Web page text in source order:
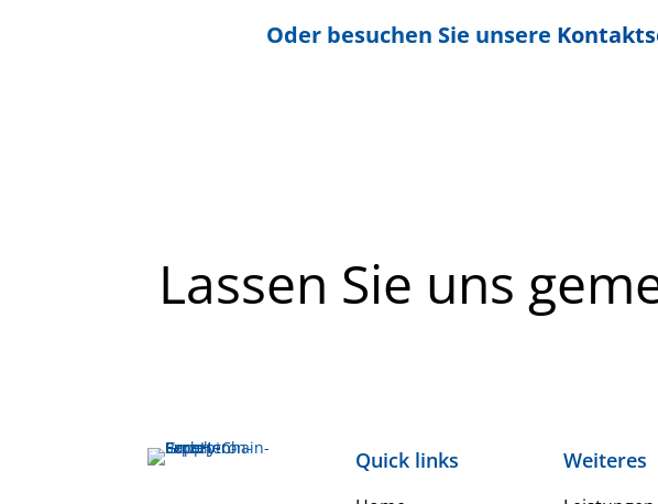
Oder besuchen Sie unsere
Lassen Sie uns
Quick links Weiteres